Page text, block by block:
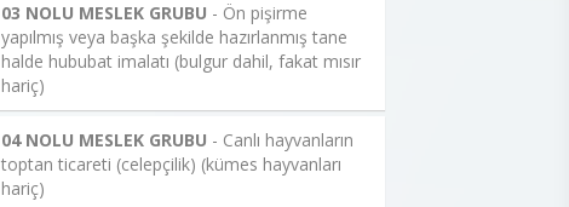
03 NOLU MESLEK GRUBU - Ön pişirme
yapılmış veya başka şekilde hazırlanmış tane
halde hububat imalatı (bulgur dahil, fakat mısır
hariç)
04 NOLU MESLEK GRUBU - Canlı hayvanların
toptan ticareti (celepçilik) (kümes hayvanları
hariç)